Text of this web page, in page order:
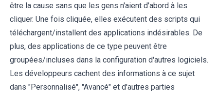
être la cause sans que les gens n'aient d'abord à les
cliquer. Une fois cliquée, elles exécutent des scripts qui
téléchargent/installent des applications indésirables. De
plus, des applications de ce type peuvent être
groupées/incluses dans la configuration d'autres logiciels.
Les développeurs cachent des informations à ce sujet
dans "Personnalisé", "Avancé" et d'autres parties